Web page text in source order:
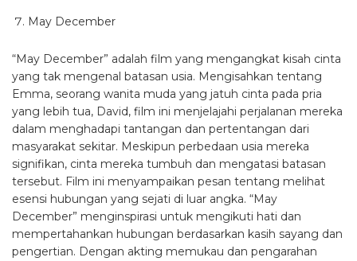
May December
“May December” adalah film yang mengangkat kisah cinta
yang tak mengenal batasan usia. Mengisahkan tentang
Emma, seorang wanita muda yang jatuh cinta pada pria
yang lebih tua, David, film ini menjelajahi perjalanan mereka
dalam menghadapi tantangan dan pertentangan dari
masyarakat sekitar. Meskipun perbedaan usia mereka
signifikan, cinta mereka tumbuh dan mengatasi batasan
tersebut. Film ini menyampaikan pesan tentang melihat
esensi hubungan yang sejati di luar angka. “May
December” menginspirasi untuk mengikuti hati dan
mempertahankan hubungan berdasarkan kasih sayang dan
pengertian. Dengan akting memukau dan pengarahan